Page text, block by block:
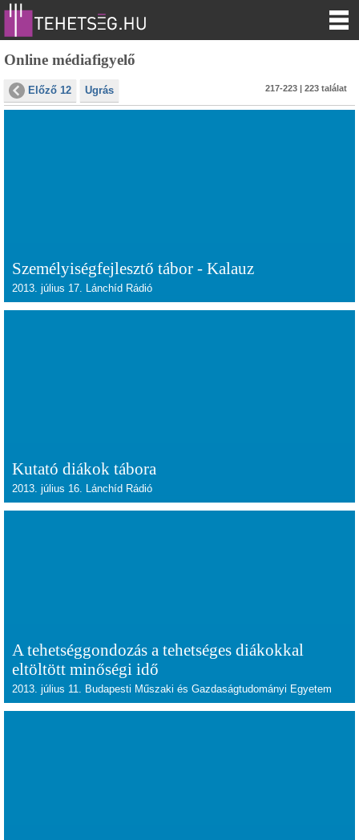
Online médiafigyelő
Előző 12 Ugrás 217-223 | 223 találat
Személyiségfejlesztő tábor - Kalauz
2013. július 17. Lánchíd Rádió
Kutató diákok tábora
2013. július 16. Lánchíd Rádió
A tehetséggondozás a tehetséges diákokkal
eltöltött minőségi idő
2013. július 11. Budapesti Műszaki és Gazdaságtudományi Egyetem